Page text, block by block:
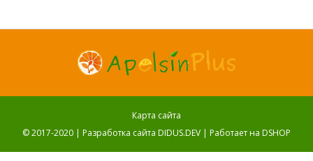
Карта сайта
© 2017-2020 | Разработка сайта DIDUS.DEV | Работает на DSHOP